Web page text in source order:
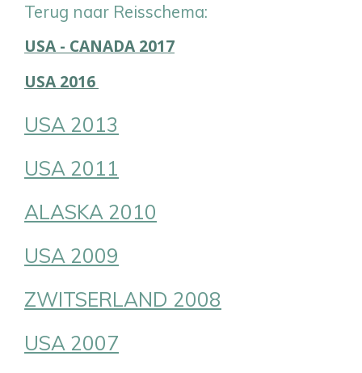
Terug naar Reisschema:
USA - CANADA 2017
USA 2016
USA 2013
USA 2011
ALASKA 2010
USA 2009
ZWITSERLAND 2008
USA 2007